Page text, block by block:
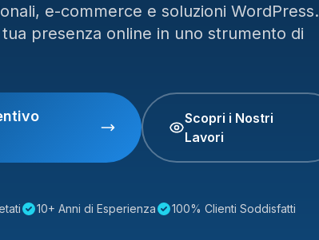
e-commerce e soluzioni WordPress.
presenza online in uno strumento di
Scopri i Nostri
Lavori
10+ Anni di Esperienza 100% Clienti Soddisfatti